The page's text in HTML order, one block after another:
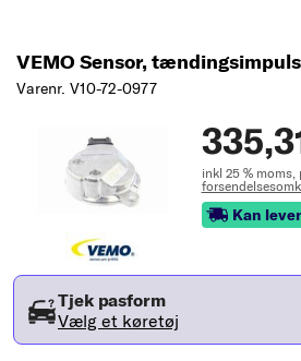
VEMO Sensor, tændingsimpuls
Varenr. V10-72-0977
inkl 25 % moms,
Kan
Tjek pasform
Vælg et køretøj